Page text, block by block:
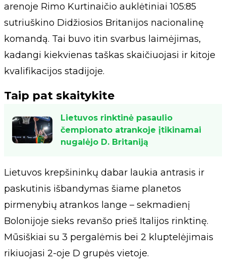
arenoje Rimo Kurtinaičio auklėtiniai 105:85
sutriuškino Didžiosios Britanijos nacionalinę
komandą. Tai buvo itin svarbus laimėjimas,
kadangi kiekvienas taškas skaičiuojasi ir kitoje
kvalifikacijos stadijoje.
Taip pat skaitykite
Lietuvos rinktinė pasaulio
čempionato atrankoje įtikinamai
nugalėjo D. Britaniją
Lietuvos krepšininkų dabar laukia antrasis ir
paskutinis išbandymas šiame planetos
pirmenybių atrankos lange – sekmadienį
Bolonijoje sieks revanšo prieš Italijos rinktinę.
Mūsiškiai su 3 pergalėmis bei 2 kluptelėjimais
rikiuojasi 2-oje D grupės vietoje.